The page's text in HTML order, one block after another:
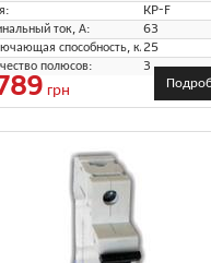
KP-F
ток, А:
63
способность, кА:25
полюсов:
3
грн